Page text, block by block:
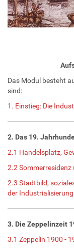
Das Modul besteht
sind:
1. Einstieg: Die
2. Das 19.
2.1 Handelsplatz,
2.2
2.3 Stadtbild,
der Industrialisierung
3. Die Zeppelinzeit
3.1 Zeppelin 1900 -